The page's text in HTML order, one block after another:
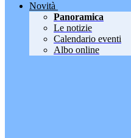
Novità
Panoramica
Le notizie
Calendario eventi
Albo online